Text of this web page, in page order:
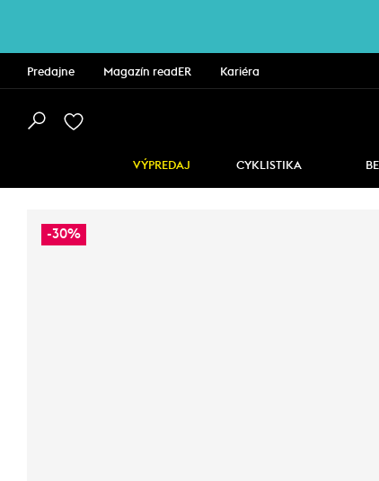
Predajne Magazín readER Kariéra
VÝPREDAJ CYKLISTIKA
-30%